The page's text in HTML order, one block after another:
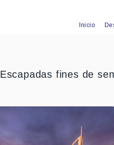
Inicio
Escapadas fines de